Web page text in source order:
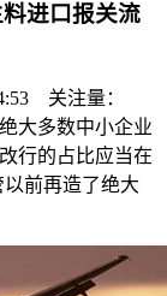
进口报关流
关注量：
大多数中小企业
行的占比应当在
前再造了绝大